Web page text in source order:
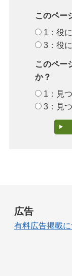
このペー
1：役
3：役
このペー
か？
1：見
3：見
広告
有料広告掲載